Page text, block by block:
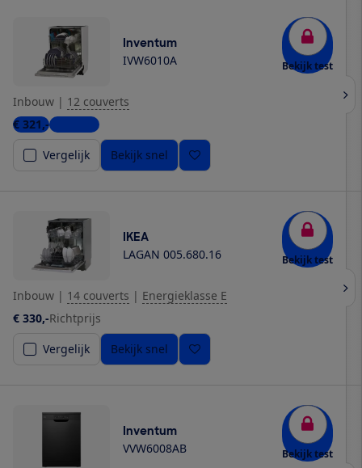
Inventum
IVW6010A Bekijk test
Inbouw | 12 couverts
€ 321,-4 winkels
Vergelijk
Bekijk snel
IKEA
LAGAN 005.680.16 Bekijk test
Inbouw | 14 couverts | Energieklasse E
€ 330,-Richtprijs
Vergelijk
Bekijk snel
Inventum
VVW6008AB Bekijk test